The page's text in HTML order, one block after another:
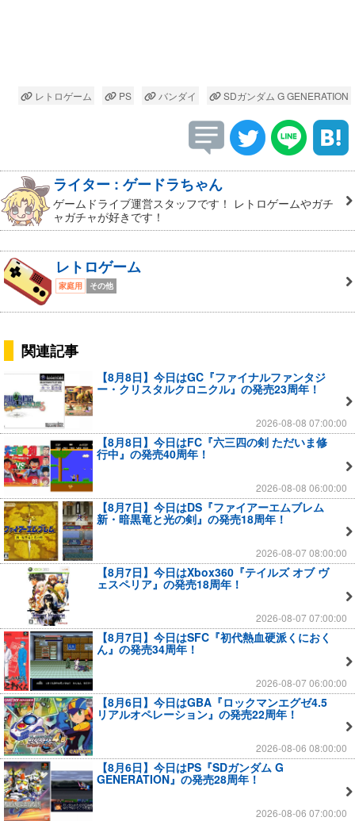
レトロゲーム PS バンダイ SDガンダム G GENERATION
ライター : ゲードラちゃん
ゲームドライブ運営スタッフです！ レトロゲームやガチ
ャガチャが好きです！
レトロゲーム
家庭用 その他
関連記事
【8月8日】今日はGC『ファイナルファンタジ
ー・クリスタルクロニクル』の発売23周年！
2026-08-08 07:00:00
【8月8日】今日はFC『六三四の剣 ただいま修
行中』の発売40周年！
2026-08-08 06:00:00
【8月7日】今日はDS『ファイアーエムブレム
新・暗黒竜と光の剣』の発売18周年！
2026-08-07 08:00:00
【8月7日】今日はXbox360『テイルズ オブ ヴ
ェスペリア』の発売18周年！
2026-08-07 07:00:00
【8月7日】今日はSFC『初代熱血硬派くにおく
ん』の発売34周年！
2026-08-07 06:00:00
【8月6日】今日はGBA『ロックマンエグゼ4.5
リアルオペレーション』の発売22周年！
2026-08-06 08:00:00
【8月6日】今日はPS『SDガンダム G
GENERATION』の発売28周年！
2026-08-06 07:00:00